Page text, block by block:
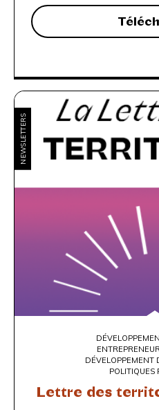
NEWSLETTERS
DÉVELOPPEMENT
POLITIQUES
Lettre des